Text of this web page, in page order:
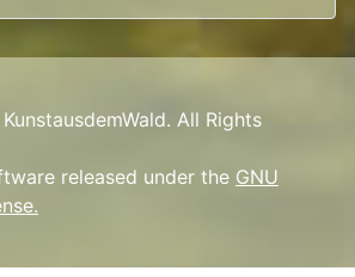
All Rights
released under the GNU